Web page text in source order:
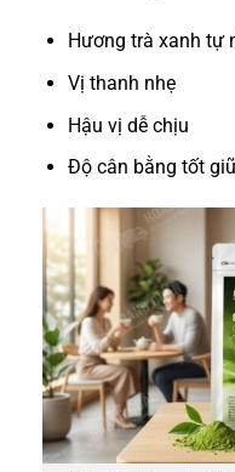
Hương trà xanh tự
Vị thanh nhẹ
Hậu vị dễ chịu
Độ cân bằng tốt